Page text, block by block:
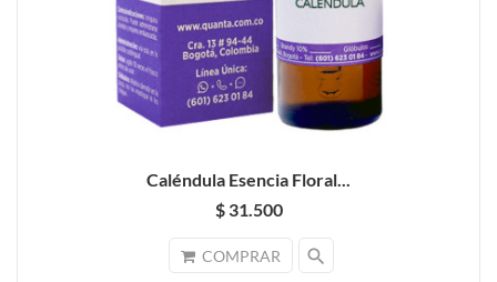
Caléndula Esencia Floral...
$ 31.500
COMPRAR search